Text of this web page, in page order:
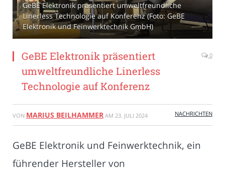
GeBE Elektronik präsentiert umweltfreundliche
Linerless Technologie auf Konferenz (Foto: GeBE
Elektronik und Feinwerktechnik GmbH)
GeBE Elektronik präsentiert
umweltfreundliche Linerless
Technologie auf Konferenz
0
VON MARIUS BEILHAMMER AM 23. JULI 2024 NACHRICHTEN
GeBE Elektronik und Feinwerktechnik, ein
führender Hersteller von